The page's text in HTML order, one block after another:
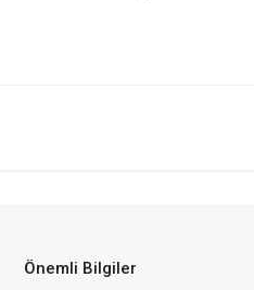
Önemli Bilgiler